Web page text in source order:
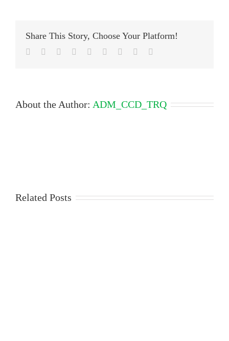
Associados
situação
Extraordinários
Share This Story, Choose Your Platform!
Facebook
TwitterLinkedIn
Reddit Google+
TumblrPinterest
About the Author: ADM_CCD_TRQ
Related Posts